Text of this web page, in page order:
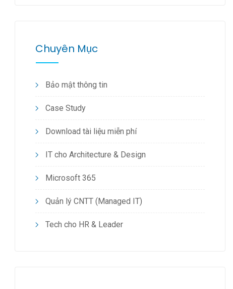
Chuyên Mục
Bảo mật thông tin
Case Study
Download tài liệu miễn phí
IT cho Architecture & Design
Microsoft 365
Quản lý CNTT (Managed IT)
Tech cho HR & Leader